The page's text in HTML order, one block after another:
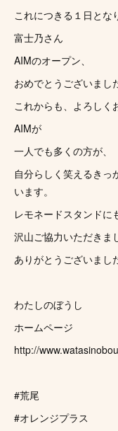
これにつきる１日とな
富士乃さん
AIMのオープン、
おめでとうございまし
これからも、よろしく
AIMが
一人でも多くの方が、
自分らしく笑えるきっ
います。
レモネードスタンドに
沢山ご協力いただきま
ありがとうございまし
わたしのぼうし
ホームページ
http://
#荒尾
#オレンジプラス